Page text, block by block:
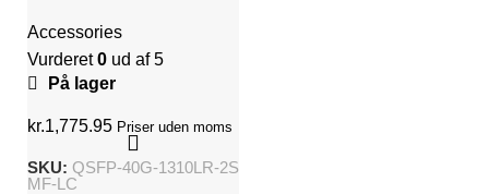
1310LR-2SMF-LC
Accessories
Vurderet0 ud af 5
På lager
kr.1,775.95 Priser uden moms
SKU: QSFP-40G-1310LR-2S
MF-LC